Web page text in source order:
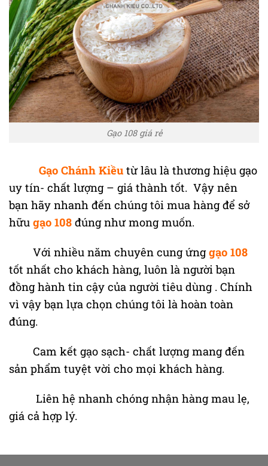
Gạo 108 giá rẻ
Gạo Chánh Kiều từ lâu là thương hiệu gạo
uy tín- chất lượng – giá thành tốt. Vậy nên
bạn hãy nhanh đến chúng tôi mua hàng để sở
hữu gạo 108 đúng như mong muốn.
Với nhiều năm chuyên cung ứnggạo 108
tốt nhất cho khách hàng, luôn là người bạn
đồng hành tin cậy của người tiêu dùng . Chính
vì vậy bạn lựa chọn chúng tôi là hoàn toàn
đúng.
Cam kết gạo sạch- chất lượng mang đến
sản phẩm tuyệt vời cho mọi khách hàng.
Liên hệ nhanh chóng nhận hàng mau lẹ,
giá cả hợp lý.